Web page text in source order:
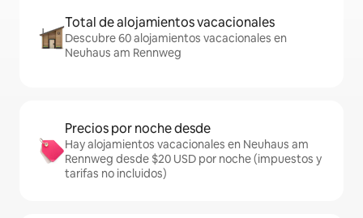
Total de alojamientos vacacionales
Descubre 60 alojamientos vacacionales en
Neuhaus am Rennweg
Precios por noche desde
Hay alojamientos vacacionales en Neuhaus am
Rennweg desde $20 USD por noche (impuestos y
tarifas no incluidos)